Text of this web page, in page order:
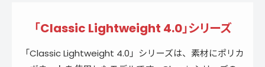
「Classic Lightweight 4.0」シリーズ
「Classic Lightweight 4.0」シリーズは、素材にポリカ